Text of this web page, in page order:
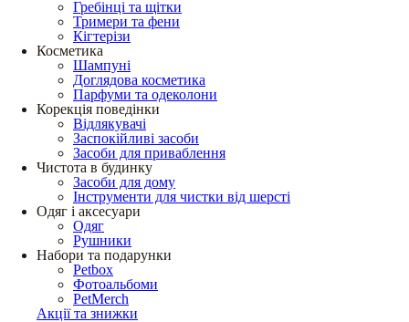
Гребінці та щітки
Тримери та фени
Кігтерізи
Косметика
Шампуні
Доглядова косметика
Парфуми та одеколони
Корекція поведінки
Відлякувачі
Заспокійливі засоби
Засоби для приваблення
Чистота в будинку
Засоби для дому
Інструменти для чистки від шерсті
Одяг і аксесуари
Одяг
Рушники
Набори та подарунки
Petbox
Фотоальбоми
PetMerch
Акції та знижки